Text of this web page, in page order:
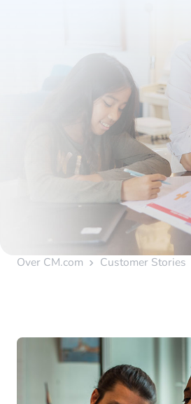
Over CM.com Customer Stories